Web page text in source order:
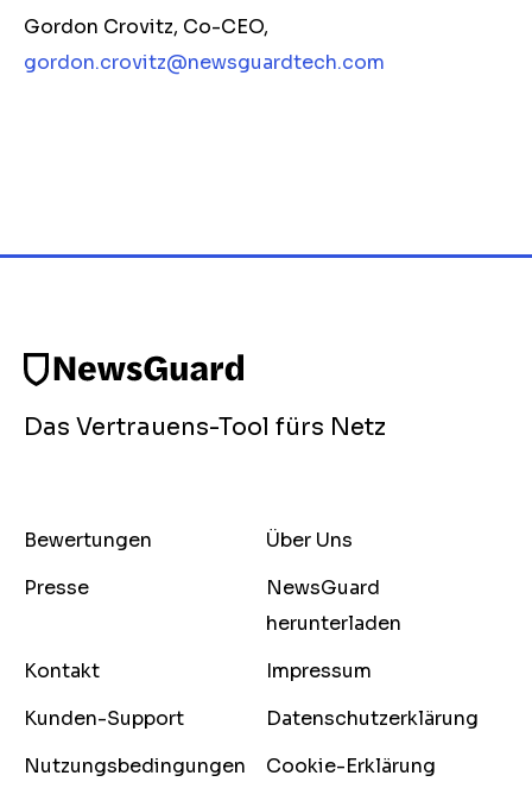
Gordon Crovitz, Co-CEO,
gordon.crovitz@newsguardtech.com
Das Vertrauens-Tool fürs Netz
Bewertungen
Über Uns
Presse
NewsGuard
herunterladen
Kontakt
Impressum
Kunden-Support
Datenschutzerklärung
Nutzungsbedingungen
Cookie-Erklärung